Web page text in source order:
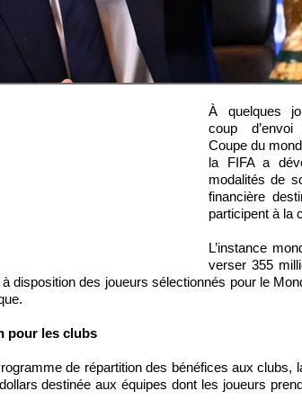
À quelques
coup
Coupe du
la FIFA a
modalités de
financière
participent à la
L’instance
verser 355
disposition des joueurs sélectionnés pour le
pour les clubs
de répartition des bénéfices aux clubs,
destinée aux équipes dont les joueurs